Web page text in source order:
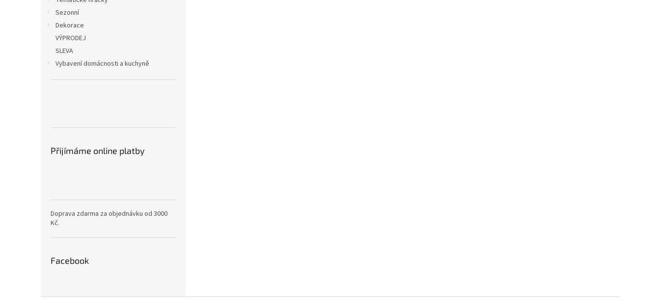
Sezonní
Dekorace
VÝPRODEJ
SLEVA
Vybavení domácnosti a kuchyně
Přijímáme online platby
Doprava zdarma za objednávku od 3000
Kč.
Facebook